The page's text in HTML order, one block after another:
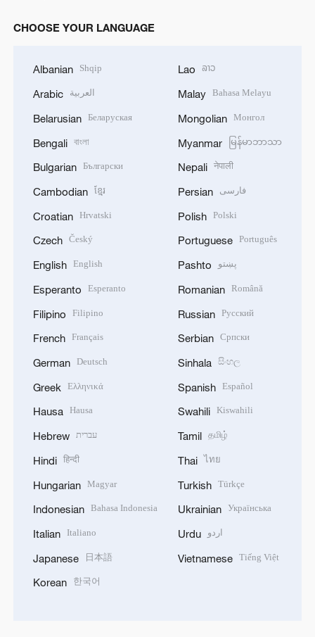
CHOOSE YOUR LANGUAGE
Albanian Shqip
Arabic العربية
Belarusian Беларуская
Bengali বাংলা
Bulgarian Български
Cambodian ខ្មែរ
Croatian Hrvatski
Czech Český
English English
Esperanto Esperanto
Filipino Filipino
French Français
German Deutsch
Greek Ελληνικά
Hausa Hausa
Hebrew עברית
Hindi हिन्दी
Hungarian Magyar
Indonesian Bahasa Indonesia
Italian Italiano
Japanese 日本語
Korean 한국어
Lao ລາວ
Malay Bahasa Melayu
Mongolian Монгол
Myanmar မြန်မာဘာသာ
Nepali नेपाली
Persian فارسی
Polish Polski
Portuguese Português
Pashto پښتو
Romanian Română
Russian Русский
Serbian Српски
Sinhala සිංහල
Spanish Español
Swahili Kiswahili
Tamil தமிழ்
Thai ไทย
Turkish Türkçe
Ukrainian Українська
Urdu اردو
Vietnamese Tiếng Việt